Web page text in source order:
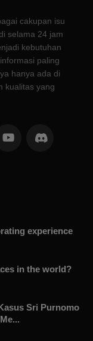
cakupan isu
selama 24 jam
kebutuhan
paling
hanya ada di
kualitas yang
experience
in the world?
Sri Purnomo